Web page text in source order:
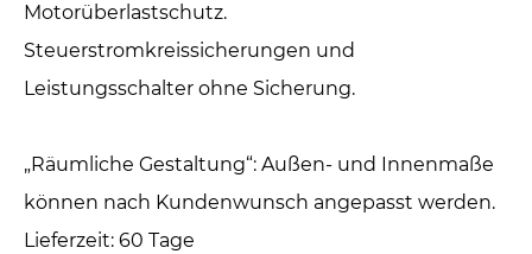
Motorüberlastschutz.
Steuerstromkreissicherungen und
Leistungsschalter ohne Sicherung.
„Räumliche Gestaltung“: Außen- und Innenmaße
können nach Kundenwunsch angepasst werden.
‌Lieferzeit‌: 60 Tage